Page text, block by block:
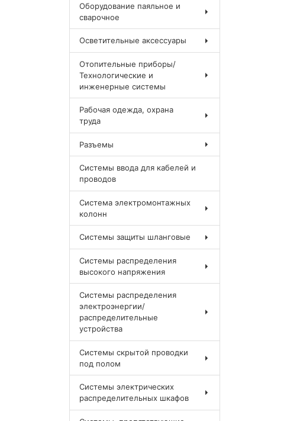
Оборудование паяльное и
сварочное
Осветительные аксессуары
Отопительные приборы/
Технологические и
инженерные системы
Рабочая одежда, охрана
труда
Разъемы
Системы ввода для кабелей и
проводов
Система электромонтажных
колонн
Системы защиты шланговые
Системы распределения
высокого напряжения
Системы распределения
электроэнергии/
распределительные
устройства
Системы скрытой проводки
под полом
Системы электрических
распределительных шкафов